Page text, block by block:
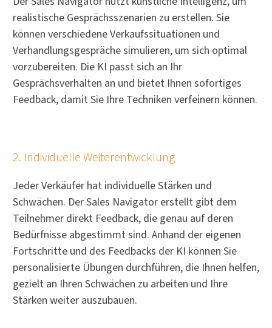
realistische Gesprächsszenarien zu erstellen. Sie
können verschiedene Verkaufssituationen und
Verhandlungsgespräche simulieren, um sich optimal
vorzubereiten. Die KI passt sich an Ihr
Gesprächsverhalten an und bietet Ihnen sofortiges
Feedback, damit Sie Ihre Techniken verfeinern können.
2. Individuelle Weiterentwicklung
Jeder Verkäufer hat individuelle Stärken und
Schwächen. Der Sales Navigator erstellt gibt dem
Teilnehmer direkt Feedback, die genau auf deren
Bedürfnisse abgestimmt sind. Anhand der eigenen
Fortschritte und des Feedbacks der KI können Sie
personalisierte Übungen durchführen, die Ihnen helfen,
gezielt an Ihren Schwächen zu arbeiten und Ihre
Stärken weiter auszubauen.